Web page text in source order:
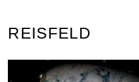
REISFELD